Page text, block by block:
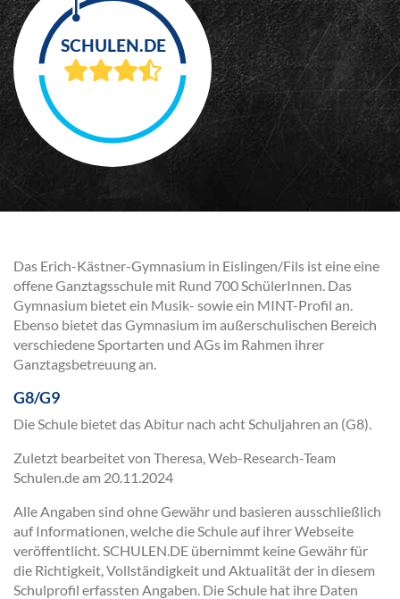
Das Erich-Kästner-Gymnasium in Eislingen/Fils ist eine eine
offene Ganztagsschule mit Rund 700 SchülerInnen. Das
Gymnasium bietet ein Musik- sowie ein MINT-Profil an.
Ebenso bietet das Gymnasium im außerschulischen Bereich
verschiedene Sportarten und AGs im Rahmen ihrer
Ganztagsbetreuung an.
G8/G9
Die Schule bietet das Abitur nach acht Schuljahren an (G8).
Zuletzt bearbeitet von Theresa, Web-Research-Team
Schulen.de am 20.11.2024
Alle Angaben sind ohne Gewähr und basieren ausschließlich
auf Informationen, welche die Schule auf ihrer Webseite
veröffentlicht. SCHULEN.DE übernimmt keine Gewähr für
die Richtigkeit, Vollständigkeit und Aktualität der in diesem
Schulprofil erfassten Angaben. Die Schule hat ihre Daten